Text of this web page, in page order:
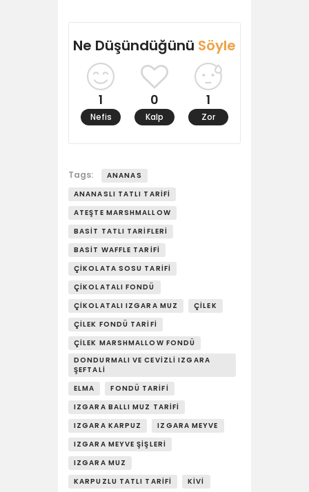
Ne Düşündüğünü Söyle
1
Nefis
0
Kalp
1
Zor
Tags:
ANANAS
ANANASLI TATLI TARIFI
ATEŞTE MARSHMALLOW
BASIT TATLI TARIFLERI
BASIT WAFFLE TARIFI
ÇIKOLATA SOSU TARIFI
ÇIKOLATALI FONDÜ
ÇIKOLATALI IZGARA MUZ
ÇILEK
ÇILEK FONDÜ TARIFI
ÇILEK MARSHMALLOW FONDÜ
DONDURMALI VE CEVIZLI IZGARA
ŞEFTALI
ELMA
FONDÜ TARIFI
IZGARA BALLI MUZ TARIFI
IZGARA KARPUZ
IZGARA MEYVE
IZGARA MEYVE ŞIŞLERI
IZGARA MUZ
KARPUZLU TATLI TARIFI
KIVI